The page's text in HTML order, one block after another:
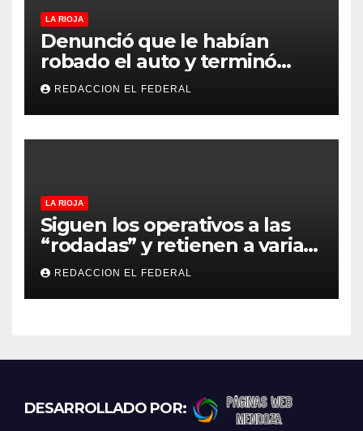
LA RIOJA
Denunció que le habían
robado el auto y terminó
confesando que su hermano
lo empeñó por drogas
REDACCION EL FEDERAL
LA RIOJA
Siguen los operativos a las
“rodadas” y retienen a varias
motocicletas
REDACCION EL FEDERAL
DESARROLLADO POR: